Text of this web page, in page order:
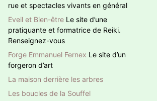
rue et spectacles vivants en général
Eveil et Bien-être Le site d’une
pratiquante et formatrice de Reiki.
Renseignez-vous
Forge Emmanuel Fernex Le site d’un
forgeron d’art
La maison derrière les arbres
Les boucles de la Souffel